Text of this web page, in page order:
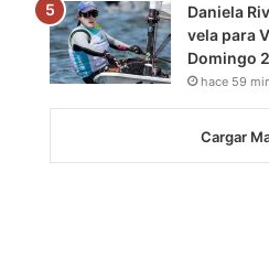
Daniela
vela para
Domingo
hace 59
Cargar